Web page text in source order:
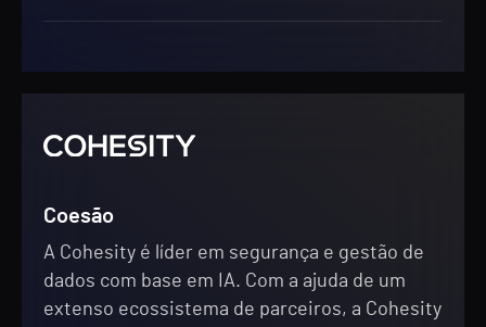
Coesão
A Cohesity é líder em segurança e gestão de
dados com base em IA. Com a ajuda de um
extenso ecossistema de parceiros, a Cohesity